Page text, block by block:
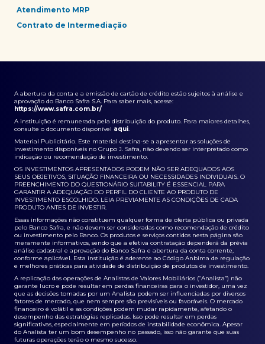
Atendimento MRP
Contrato de Intermediação
A abertura da conta e a emissão de cartão de crédito estão sujeitos à análise e
aprovação do Banco Safra S.A. Para saber mais, acesse:
https://www.safra.com.br/
A instituição é remunerada pela distribuição do produto. Para maiores detalhes,
consulte o documento disponível aqui.
Material Publicitário. Este material destina-se a apresentar as soluções de
investimento disponíveis no Grupo J. Safra, não devendo ser interpretado como
indicação ou recomendação de investimento.
OS INVESTIMENTOS APRESENTADOS PODEM NÃO SER ADEQUADOS AOS
SEUS OBJETIVOS, SITUAÇÃO FINANCEIRA OU NECESSIDADES INDIVIDUAIS. O
PREENCHIMENTO DO QUESTIONÁRIO SUITABILITY É ESSENCIAL PARA
GARANTIR A ADEQUAÇÃO DO PERFIL DO CLIENTE AO PRODUTO DE
INVESTIMENTO ESCOLHIDO. LEIA PREVIAMENTE AS CONDIÇÕES DE CADA
PRODUTO ANTES DE INVESTIR.
Essas informações não constituem qualquer forma de oferta pública ou privada
pelo Banco Safra, e não devem ser consideradas como recomendação de crédito
ou investimento pelo Banco. Os produtos e serviços contidos nesta página são
meramente informativos, sendo que a efetiva contratação dependerá da prévia
análise cadastral e aprovação do Banco Safra e abertura da conta corrente,
conforme aplicável. Esta instituição é aderente ao Código Anbima de regulação
e melhores práticas para atividade de distribuição de produtos de investimento.
A replicação das operações de Analistas de Valores Mobiliários (“Analista”) não
garante lucro e pode resultar em perdas financeiras para o investidor, uma vez
que as decisões tomadas por um Analista podem ser influenciadas por diversos
fatores de mercado, que nem sempre são previsíveis ou favoráveis. O mercado
financeiro é volátil e as condições podem mudar rapidamente, afetando o
desempenho das estratégias replicadas. Isso pode resultar em perdas
significativas, especialmente em períodos de instabilidade econômica. Apesar
do Analista ter um bom desempenho no passado, isso não garante que suas
futuras operações terão o mesmo sucesso.